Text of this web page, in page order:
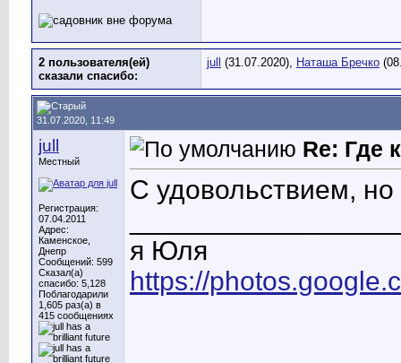
2 пользователя(ей)
сказали cпасибо:
jull (31.07.2020), Наташа Бречко
31.07.2020, 11:49
jull
Местный
Регистрация:
07.04.2011
Адрес:
Каменское,
Днепр
Сообщений: 599
Сказал(а)
спасибо: 5,128
Поблагодарили
1,605 раз(а) в
415 сообщениях
Re: Где
С удовольствием,
я Юля
https://